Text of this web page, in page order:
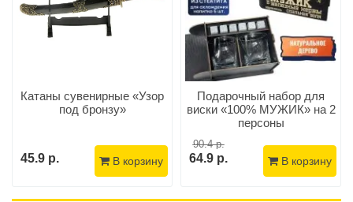
Катаны сувенирные «Узор
под бронзу»
45.9 р. В корзину
Подарочный набор для
виски «100% МУЖИК» на 2
персоны
90.4 р.
64.9 р. В корзину